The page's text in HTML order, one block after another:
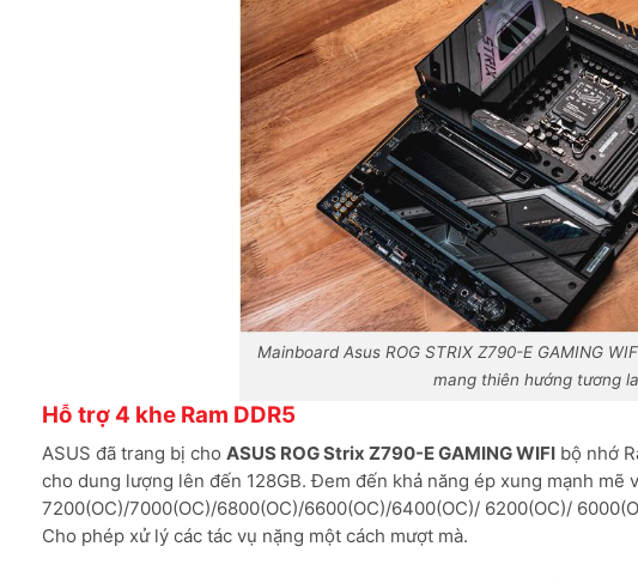
Mainboard Asus ROG STRIX Z790-E GAMING
mang thiên hướng tương
Hỗ trợ 4 khe Ram DDR5
ASUS đã trang bị cho ASUS ROG Strix Z790-E GAMING WIFI bộ nhớ
cho dung lượng lên đến 128GB. Đem đến khả năng ép xung mạnh mẽ
7200(OC)/7000(OC)/6800(OC)/6600(OC)/6400(OC)/ 6200(OC)/
Cho phép xử lý các tác vụ nặng một cách mượt mà.